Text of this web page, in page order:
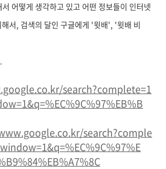
어떻게 생각하고 있고 어떤 정보들이 인터넷
서, 검색의 달인 구글에게 '윗배', '윗배 비
search?complete=1
search?comple